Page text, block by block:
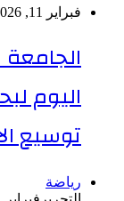
فبراير 11, 2026
الجامعة
اليوم
توسيع
رياضة